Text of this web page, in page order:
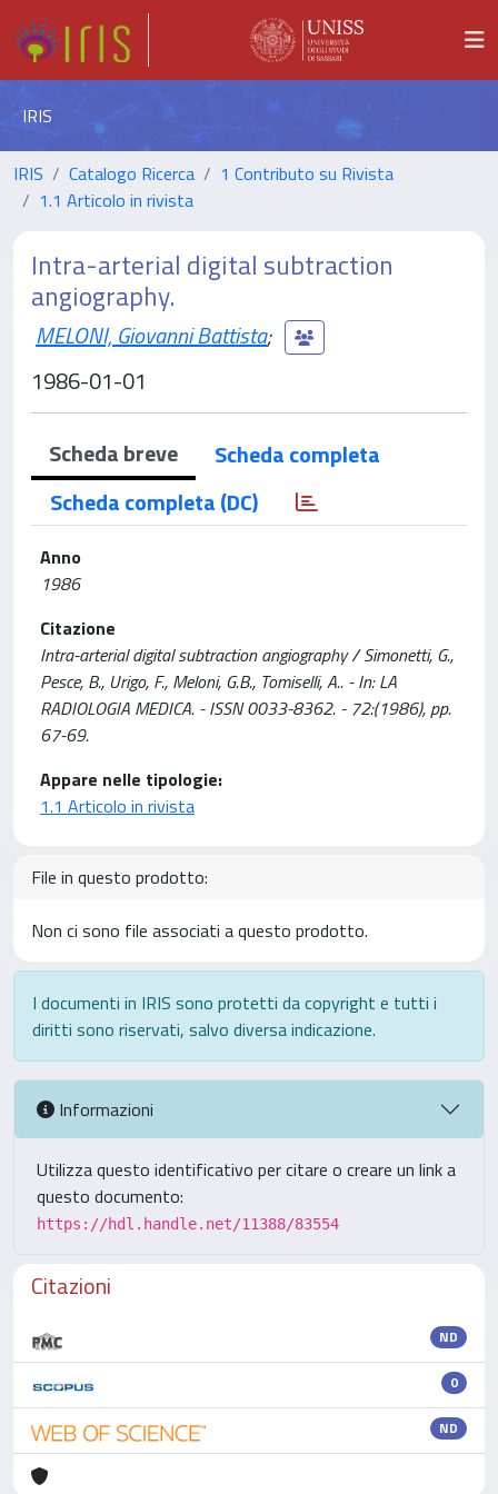
IRIS
IRIS Catalogo Ricerca
1 Contributo su Rivista
1.1 Articolo in rivista
Intra-arterial digital subtraction
angiography.
MELONI, Giovanni Battista;
1986-01-01
Scheda breve
Scheda completa
Scheda completa (DC)
Anno
1986
Citazione
Intra-arterial digital subtraction angiography / Simonetti, G.,
Pesce, B., Urigo, F., Meloni, G.B., Tomiselli, A.. - In: LA
RADIOLOGIA MEDICA. - ISSN 0033-8362. - 72:(1986), pp.
67-69.
Appare nelle tipologie:
1.1 Articolo in rivista
File in questo prodotto:
Non ci sono file associati a questo prodotto.
I documenti in IRIS sono protetti da copyright e tutti i
diritti sono riservati, salvo diversa indicazione.
Informazioni
Utilizza questo identificativo per citare o creare un link a
questo documento:
https://hdl.handle.net/11388/83554
Citazioni
ND
0
ND